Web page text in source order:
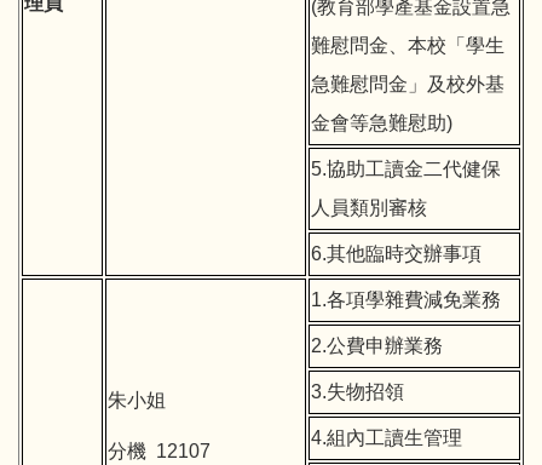
(教育部學產基金設置急
難慰問金、本校「學生
急難慰問金」及校外基
金會等急難慰助)
5.協助工讀金二代健保
人員類別審核
6.其他臨時交辦事項
朱小姐
分機 12107
1.各項學雜費減免業務
2.公費申辦業務
3.失物招領
4.組內工讀生管理